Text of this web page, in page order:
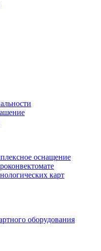
оснащение
карт
оборудования